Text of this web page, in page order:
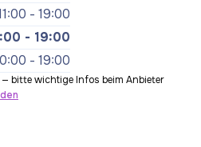
- 19:00
- 19:00
- 19:00
bitte wichtige Infos beim Anbieter